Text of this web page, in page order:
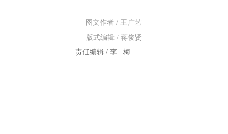
图文作者 / 王广艺
版式编辑 / 蒋俊贤
责任编辑 / 李 梅